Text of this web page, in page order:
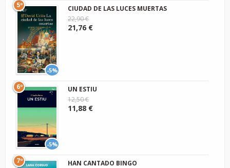
-5%
5º
CIUDAD DE LAS LUCES MUERTAS
22,90 €
21,76 €
-5%
6º
UN ESTIU
12,50 €
11,88 €
7º
HAN CANTADO BINGO